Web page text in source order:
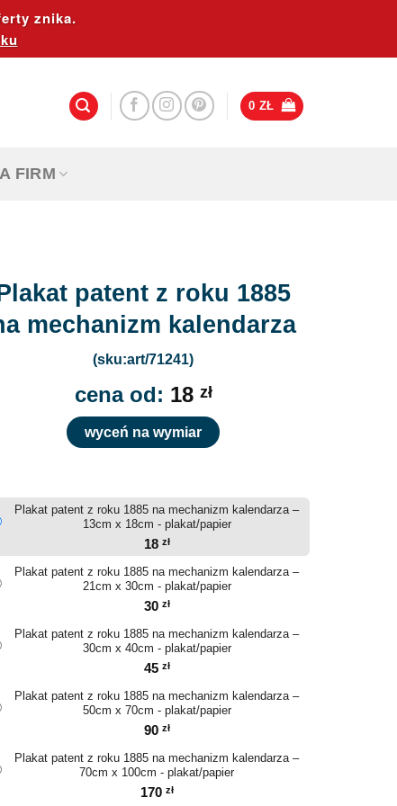
znika.
0 ZŁ
FIRM
patent z roku 1885
mechanizm kalendarza
(sku:art/71241)
cena od: 18 zł
wyceń na wymiar
Plakat patent z roku 1885 na mechanizm kalendarza –
13cm x 18cm - plakat/papier
18 zł
Plakat patent z roku 1885 na mechanizm kalendarza –
21cm x 30cm - plakat/papier
30 zł
Plakat patent z roku 1885 na mechanizm kalendarza –
30cm x 40cm - plakat/papier
45 zł
Plakat patent z roku 1885 na mechanizm kalendarza –
50cm x 70cm - plakat/papier
90 zł
Plakat patent z roku 1885 na mechanizm kalendarza –
70cm x 100cm - plakat/papier
170 zł